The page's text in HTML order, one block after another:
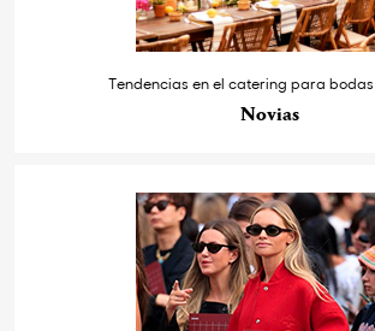
Tendencias en el catering para bodas
Novias